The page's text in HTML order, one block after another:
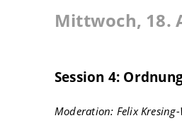
Mittwoch, 18.
Session 4:
Moderation: Felix